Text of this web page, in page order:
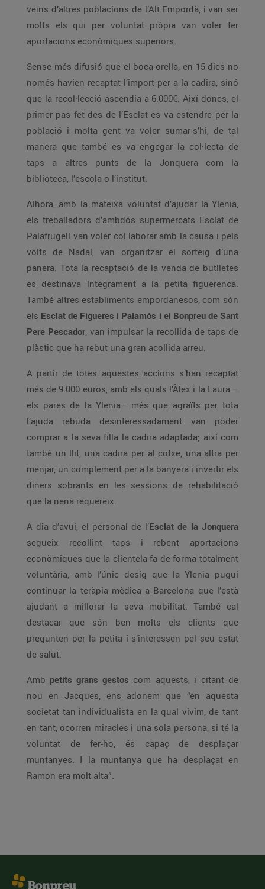
veïns d’altres poblacions de l’Alt Empordà, i van ser
molts els qui per voluntat pròpia van voler fer
aportacions econòmiques superiors.
Sense més difusió que el boca-orella, en 15 dies no
només havien recaptat l’import per a la cadira, sinó
que la recol·lecció ascendia a 6.000€. Així doncs, el
primer pas fet des de l’Esclat es va estendre per la
població i molta gent va voler sumar-s’hi, de tal
manera que també es va engegar la col·lecta de
taps a altres punts de la Jonquera com la
biblioteca, l’escola o l’institut.
Alhora, amb la mateixa voluntat d’ajudar la Ylenia,
els treballadors d’ambdós supermercats Esclat de
Palafrugell van voler col·laborar amb la causa i pels
volts de Nadal, van organitzar el sorteig d’una
panera. Tota la recaptació de la venda de butlletes
es destinava íntegrament a la petita figuerenca.
També altres establiments empordanesos, com són
els Esclat de Figueres i Palamós i el Bonpreu de Sant
Pere Pescador , van impulsar la recollida de taps de
plàstic que ha rebut una gran acollida arreu.
A partir de totes aquestes accions s’han recaptat
més de 9.000 euros, amb els quals l’Àlex i la Laura –
els pares de la Ylenia– més que agraïts per tota
l’ajuda rebuda desinteressadament van poder
comprar a la seva filla la cadira adaptada; així com
també un llit, una cadira per al cotxe, una altra per
menjar, un complement per a la banyera i invertir els
diners sobrants en les sessions de rehabilitació
que la nena requereix.
A dia d’avui, el personal de l’Esclat de la Jonquera
segueix recollint taps i rebent aportacions
econòmiques que la clientela fa de forma totalment
voluntària, amb l’únic desig que la Ylenia pugui
continuar la teràpia mèdica a Barcelona que l’està
ajudant a millorar la seva mobilitat. També cal
destacar que són ben molts els clients que
pregunten per la petita i s’interessen pel seu estat
de salut.
Amb petits grans gestos com aquests, i citant de
nou en Jacques, ens adonem que “en aquesta
societat tan individualista en la qual vivim, de tant
en tant, ocorren miracles i una sola persona, si té la
voluntat de fer-ho, és capaç de desplaçar
muntanyes. I la muntanya que ha desplaçat en
Ramon era molt alta”.